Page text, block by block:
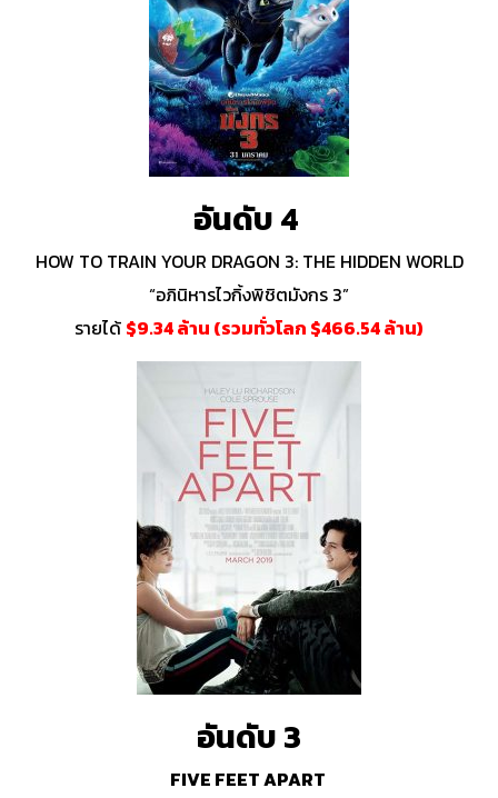
อันดับ 4
HOW TO TRAIN YOUR DRAGON 3: THE HIDDEN WORLD
“อภินิหารไวกิ้งพิชิตมังกร 3”
รายได้ $9.34 ล้าน (รวมทั่วโลก $466.54 ล้าน)
อันดับ 3
FIVE FEET APART